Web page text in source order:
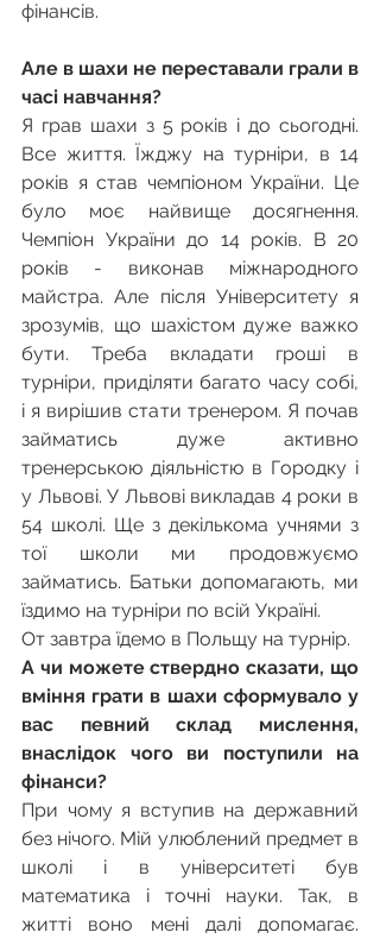
фінансів.
Але в шахи не переставали грали в
часі навчання?
Я грав шахи з 5 років і до сьогодні.
Все життя. Їжджу на турніри, в 14
років я став чемпіоном України. Це
було моє найвище досягнення.
Чемпіон України до 14 років. В 20
років - виконав міжнародного
майстра. Але після Університету я
зрозумів, що шахістом дуже важко
бути. Треба вкладати гроші в
турніри, приділяти багато часу собі,
і я вирішив стати тренером. Я почав
займатись дуже активно
тренерською діяльністю в Городку і
у Львові. У Львові викладав 4 роки в
54 школі. Ще з декількома учнями з
тої школи ми продовжуємо
займатись. Батьки допомагають, ми
їздимо на турніри по всій Україні.
От завтра їдемо в Польщу на турнір.
А чи можете ствердно сказати, що
вміння грати в шахи сформувало у
вас певний склад мислення,
внаслідок чого ви поступили на
фінанси?
При чому я вступив на державний
без нічого. Мій улюблений предмет в
школі і в університеті був
математика і точні науки. Так, в
житті воно мені далі допомагає.